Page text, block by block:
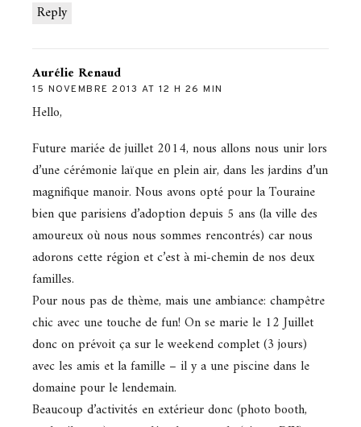
Reply
Aurélie Renaud
15 NOVEMBRE 2013 AT 12 H 26 MIN
Hello,
Future mariée de juillet 2014, nous allons nous unir lors
d’une cérémonie laïque en plein air, dans les jardins d’un
magnifique manoir. Nous avons opté pour la Touraine
bien que parisiens d’adoption depuis 5 ans (la ville des
amoureux où nous nous sommes rencontrés) car nous
adorons cette région et c’est à mi-chemin de nos deux
familles.
Pour nous pas de thème, mais une ambiance: champêtre
chic avec une touche de fun! On se marie le 12 Juillet
donc on prévoit ça sur le weekend complet (3 jours)
avec les amis et la famille – il y a une piscine dans le
domaine pour le lendemain.
Beaucoup d’activités en extérieur donc (photo booth,